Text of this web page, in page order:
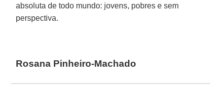
absoluta de todo mundo: jovens, pobres e sem
perspectiva.
Rosana Pinheiro-Machado